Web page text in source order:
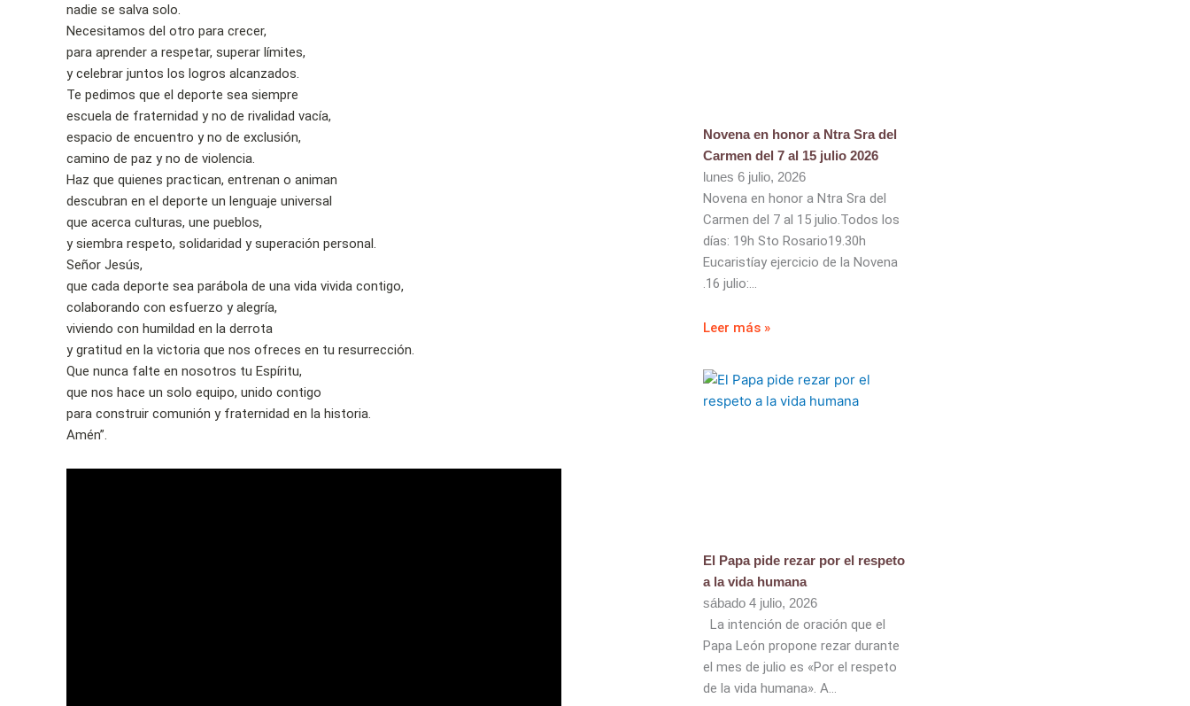
nadie se salva solo.
Necesitamos del otro para crecer,
para aprender a respetar, superar límites,
y celebrar juntos los logros alcanzados.
Te pedimos que el deporte sea siempre
escuela de fraternidad y no de rivalidad vacía,
espacio de encuentro y no de exclusión,
camino de paz y no de violencia.
Haz que quienes practican, entrenan o animan
descubran en el deporte un lenguaje universal
que acerca culturas, une pueblos,
y siembra respeto, solidaridad y superación personal.
Señor Jesús,
que cada deporte sea parábola de una vida vivida contigo,
colaborando con esfuerzo y alegría,
viviendo con humildad en la derrota
y gratitud en la victoria que nos ofreces en tu resurrección.
Que nunca falte en nosotros tu Espíritu,
que nos hace un solo equipo, unido contigo
para construir comunión y fraternidad en la historia.
Amén”.
Novena en honor a Ntra Sra del
Carmen del 7 al 15 julio 2026
lunes 6 julio, 2026
Novena en honor a Ntra Sra del
Carmen del 7 al 15 julio.Todos los
días: 19h Sto Rosario19.30h
Eucaristíay ejercicio de la Novena
.16 julio:
Leer más »
El Papa pide rezar por el respeto
a la vida humana
sábado 4 julio, 2026
La intención de oración que el
Papa León propone rezar durante
el mes de julio es «Por el respeto
de la vida humana». A